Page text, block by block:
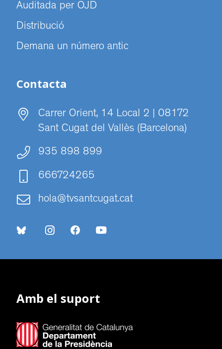
Auditada per OJD
Distribució
Demana un número antic
Contacta
Carrer Orient, 14 Local 2 | 08172
Sant Cugat del Vallès (Barcelona)
935 898 899
666724265
hola@tvsantcugat.cat
Amb el suport